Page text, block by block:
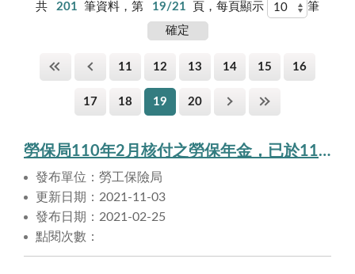
共 201 筆資料，第 19/21 頁，每頁顯示 筆
11 12 13 14 15 16
17 18 19 20
勞保局110年2月核付之勞保年金，已於110年2月25日匯入申請人帳戶。
發布單位：勞工保險局
更新日期：2021-11-03
發布日期：2021-02-25
點閱次數：